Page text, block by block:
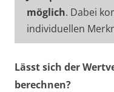
möglich. Dabei
individuellen
Lässt sich der
berechnen?